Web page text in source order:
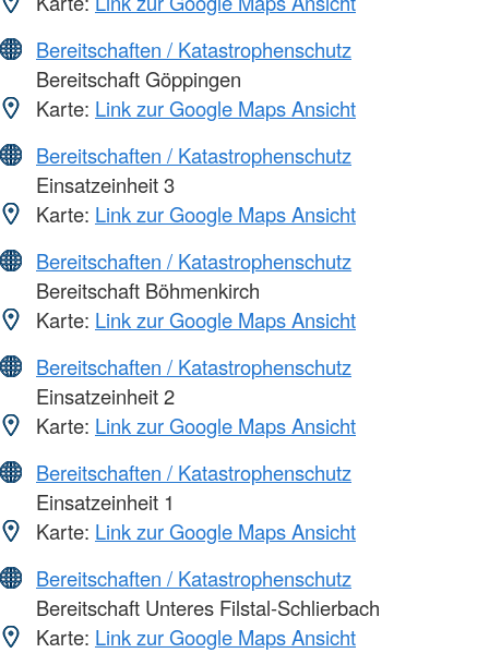
Bereitschaften / Katastrophenschutz
Bereitschaft Göppingen
Karte: Link zur Google Maps Ansicht
Bereitschaften / Katastrophenschutz
Einsatzeinheit 3
Karte: Link zur Google Maps Ansicht
Bereitschaften / Katastrophenschutz
Bereitschaft Böhmenkirch
Karte: Link zur Google Maps Ansicht
Bereitschaften / Katastrophenschutz
Einsatzeinheit 2
Karte: Link zur Google Maps Ansicht
Bereitschaften / Katastrophenschutz
Einsatzeinheit 1
Karte: Link zur Google Maps Ansicht
Bereitschaften / Katastrophenschutz
Bereitschaft Unteres Filstal-Schlierbach
Karte: Link zur Google Maps Ansicht